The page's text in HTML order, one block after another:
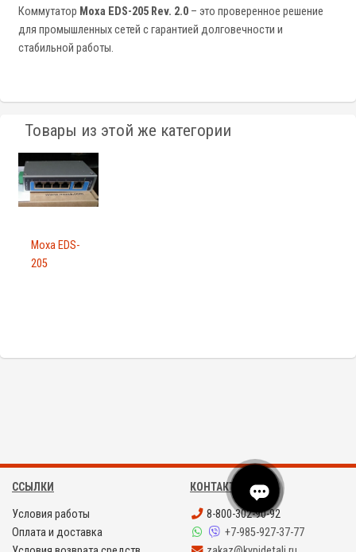
Коммутатор Moxa EDS-205 Rev. 2.0 – это проверенное решение
для промышленных сетей с гарантией долговечности и
стабильной работы.
Товары из этой же категории
Moxa EDS-
205
ССЫЛКИ
Условия работы
Оплата и доставка
КОНТАКТЫ
8-800-302-90-92
+7-985-927-37-77